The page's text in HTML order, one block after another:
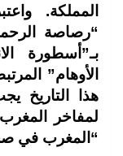
المملكة.
“رصاصة
بـ”أسطورة
الأوهام”
هذا التاريخ
لمفاخر
“المغرب في